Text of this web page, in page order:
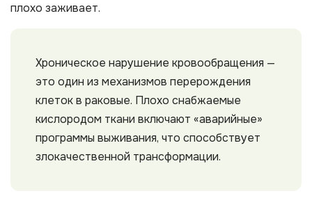
плохо заживает.
Хроническое нарушение кровообращения —
это один из механизмов перерождения
клеток в раковые. Плохо снабжаемые
кислородом ткани включают «аварийные»
программы выживания, что способствует
злокачественной трансформации.